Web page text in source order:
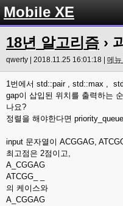
Mobile XE
18년 알고리즘 ›
qwerty | 2018.11.25 16:01:18 | 메뉴
1번에서 std::pair , std::max ,
gap이 삽입된 위치를 출력하는
나요?
정렬을 해야한다면
input 문자열이 ACGGAG,
최고점은 2점이고,
A_CGGAG
ATCGG_ _
의 케이스와
A_CGGAG